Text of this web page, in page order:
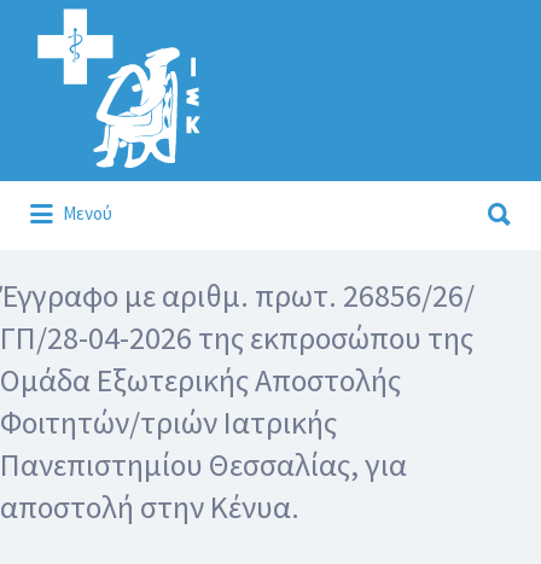
Αναζήτηση
για:
Μενού
για:
Έγγραφο με αριθμ. πρωτ. 26856/26/
ΓΠ/28-04-2026 της εκπροσώπου της
Ομάδα Εξωτερικής Αποστολής
Φοιτητών/τριών Ιατρικής
Πανεπιστημίου Θεσσαλίας, για
αποστολή στην Κένυα.